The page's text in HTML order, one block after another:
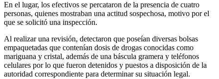
En el lugar, los efectivos se percataron de la presencia de cuatro
personas, quienes mostraban una actitud sospechosa, motivo por el
que se solicitó una inspección.
Al realizar una revisión, detectaron que poseían diversas bolsas
empaquetadas que contenían dosis de drogas conocidas como
mariguana y cristal, además de una báscula gramera y teléfonos
celulares por lo que fueron detenidos y puestos a disposición de la
autoridad correspondiente para determinar su situación legal.